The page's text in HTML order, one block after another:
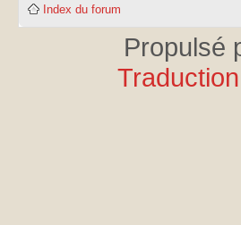
Index du forum
Propulsé